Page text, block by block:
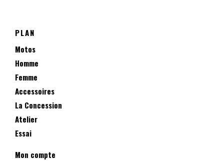
PLAN
Motos
Homme
Femme
Accessoires
La Concession
Atelier
Essai
Mon compte